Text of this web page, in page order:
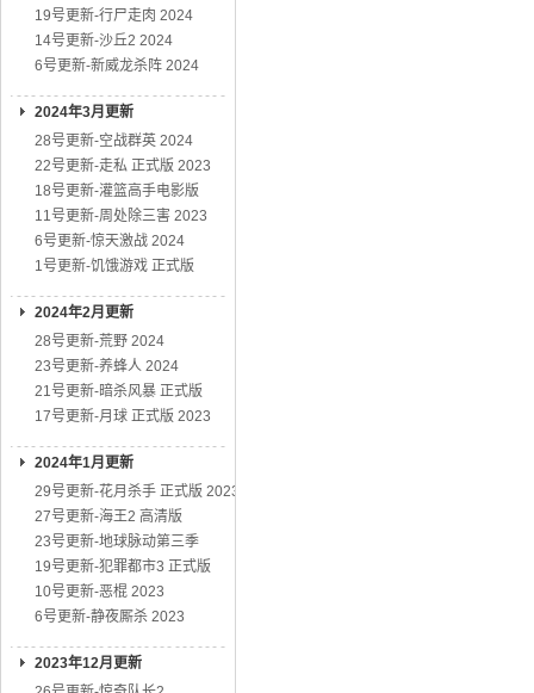
19号更新-行尸走肉 2024
14号更新-沙丘2 2024
6号更新-新威龙杀阵 2024
2024年3月更新
28号更新-空战群英 2024
22号更新-走私 正式版 2023
18号更新-灌篮高手电影版
11号更新-周处除三害 2023
6号更新-惊天激战 2024
1号更新-饥饿游戏 正式版
2024年2月更新
28号更新-荒野 2024
23号更新-养蜂人 2024
21号更新-暗杀风暴 正式版
17号更新-月球 正式版 2023
2024年1月更新
29号更新-花月杀手 正式版 2023
27号更新-海王2 高清版
23号更新-地球脉动第三季
19号更新-犯罪都市3 正式版
10号更新-恶棍 2023
6号更新-静夜厮杀 2023
2023年12月更新